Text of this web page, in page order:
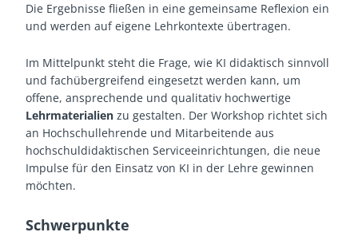
Die Ergebnisse fließen in eine gemeinsame Reflexion ein
und werden auf eigene Lehrkontexte übertragen.
Im Mittelpunkt steht die Frage, wie KI didaktisch sinnvoll
und fachübergreifend eingesetzt werden kann, um
offene, ansprechende und qualitativ hochwertige
Lehrmaterialien zu gestalten. Der Workshop richtet sich
an Hochschullehrende und Mitarbeitende aus
hochschuldidaktischen Serviceeinrichtungen, die neue
Impulse für den Einsatz von KI in der Lehre gewinnen
möchten.
Schwerpunkte